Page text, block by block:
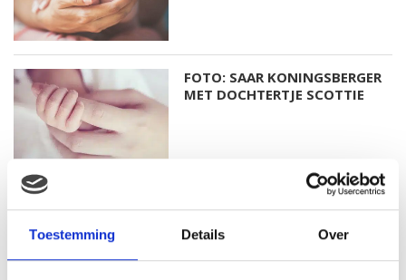
Toestemming Details Over
FOTO: SAAR KONINGSBERGER
MET DOCHTERTJE SCOTTIE
KIM KÖTTER DEELT PRACHTIGE
GEZINSFOTO MET HAAR
MANNEN